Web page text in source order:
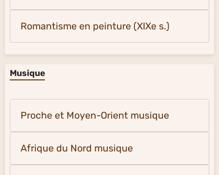
Romantisme en peinture (XIXe s.)
Musique
Proche et Moyen-Orient musique
Afrique du Nord musique